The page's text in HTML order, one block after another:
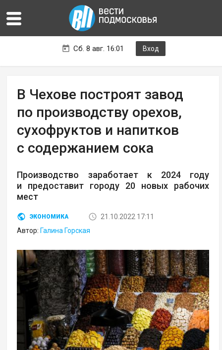
Сб. 8 авг. 16:01 Вход
В Чехове построят завод
по производству орехов,
сухофруктов и напитков
с содержанием сока
Производство заработает к 2024 году
и предоставит городу 20 новых рабочих
мест
ЭКОНОМИКА
21.10.2022 17:11
Автор: Галина Горская